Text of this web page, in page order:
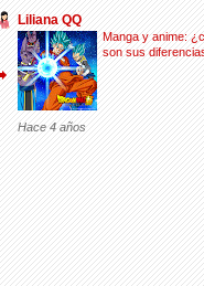
Liliana QQ
Manga y anime:
son sus
Hace 4 años